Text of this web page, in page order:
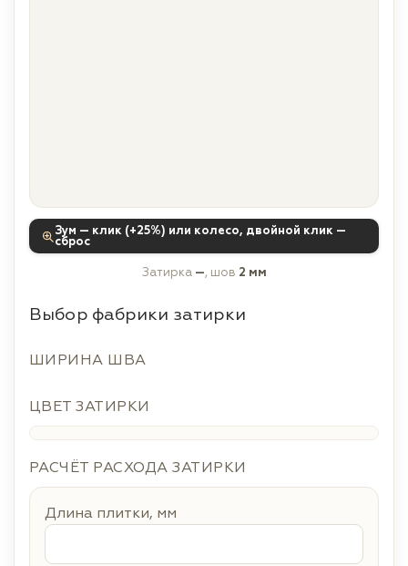
Зум — клик (+25%) или колесо, двойной клик —
сброс
Затирка —, шов 2 мм
Выбор фабрики затирки
ШИРИНА ШВА
ЦВЕТ ЗАТИРКИ
РАСЧЁТ РАСХОДА ЗАТИРКИ
Длина плитки, мм